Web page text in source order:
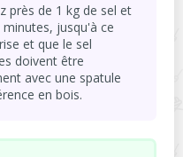
près de 1 kg de sel et
jusqu'à ce
et que le sel
doivent être
avec une spatule
en bois.